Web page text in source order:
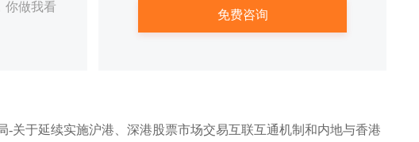
你做我看
-关于延续实施沪港、深港股票市场交易互联互通机制和内地与香港